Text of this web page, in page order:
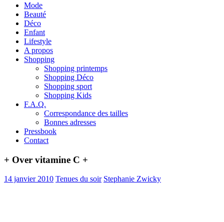
Mode
Beauté
Déco
Enfant
Lifestyle
A propos
Shopping
Shopping printemps
Shopping Déco
Shopping sport
Shopping Kids
F.A.Q.
Correspondance des tailles
Bonnes adresses
Pressbook
Contact
+ Over vitamine C +
14 janvier 2010 Tenues du soir Stephanie Zwicky